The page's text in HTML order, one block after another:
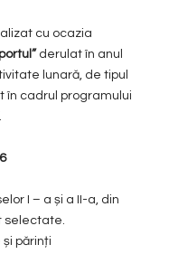
cu ocazia
derulat în anul
lunară, de tipul
în cadrul programului
I – a și a II-a, din
selectate.
părinți